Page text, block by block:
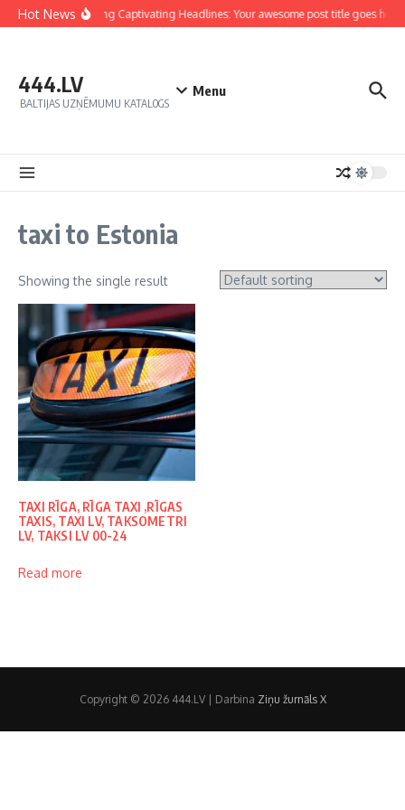
Hot NewsCrafting Captivating Headlines: Your awesome post title goes here
444.LV
BALTIJAS UZŅĒMUMU KATALOGS
Menu
taxi to Estonia
Showing the single result
TAXI RĪGA, RĪGA TAXI ,RĪGAS
TAXIS, TAXI LV, TAKSOMETRI
LV, TAKSI LV 00-24
Read more
Copyright © 2026 444.LV | Darbina Ziņu žurnāls X